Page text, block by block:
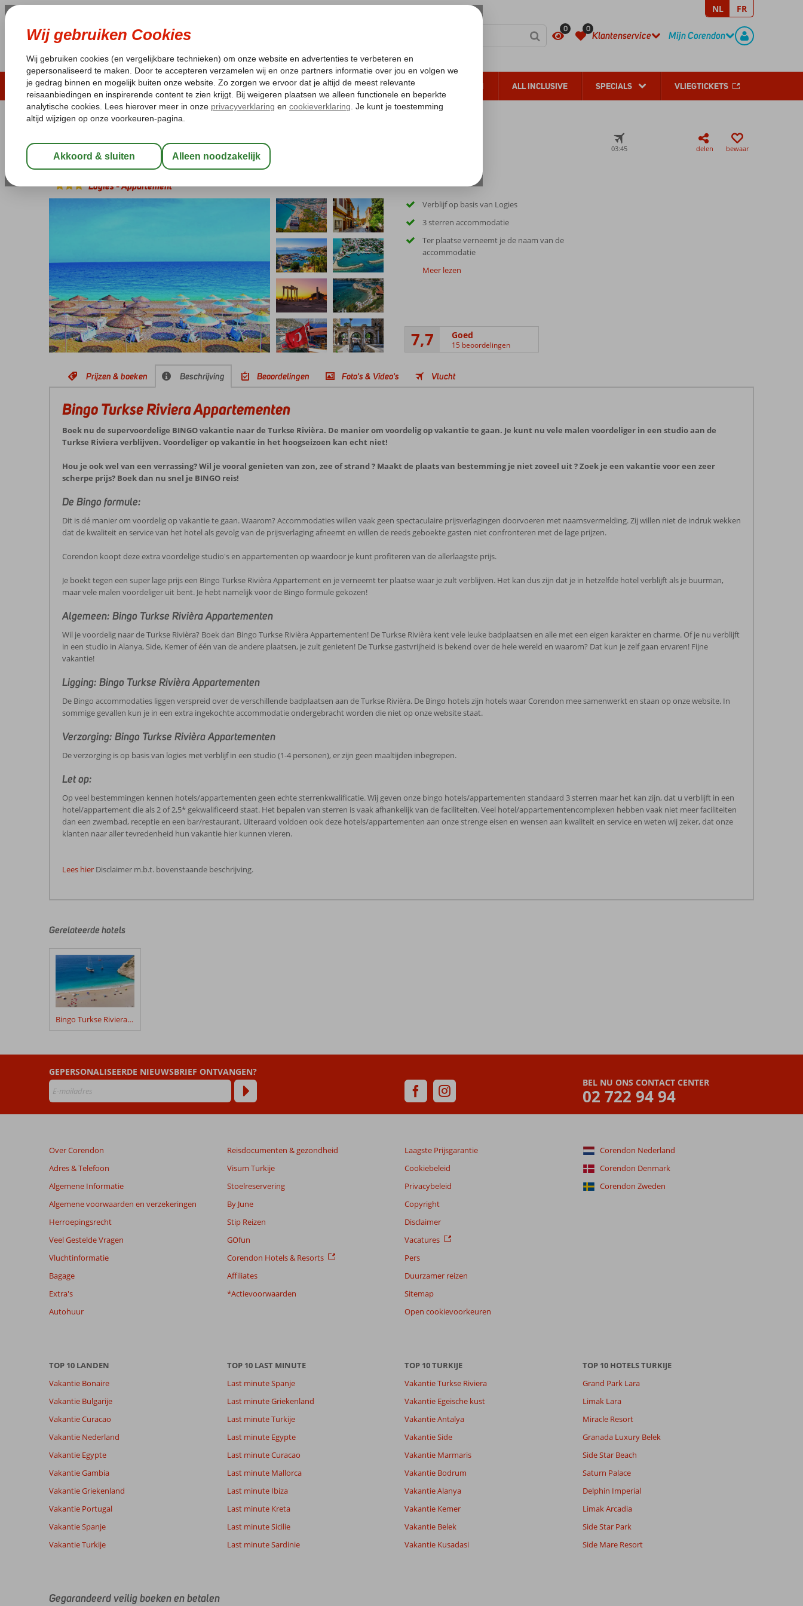
0 0
Klantenservice
CONTACT
Mijn Corendon
REGISTREER
NL FR
ZOMER 2026 LAST MINUTES WINTERZON ZONVAKANTIES VERRE REIZEN ALL INCLUSIVE SPECIALS VLIEGTICKETS
Laagsteprijsgarantie* Geen fueltoeslag Gratis annuleren*
Home
Turkije Turkse Riviera Bingoreizen Turkse Riviera Bingo Turkse Riviera Appartementen
Bingo Turkse Riviera Appartementen
Logies-Appartement
03:45 delen bewaar
Verblijf op basis van Logies
3 sterren accommodatie
Ter plaatse verneemt je de naam van de
accommodatie
Meer lezen
7,7 Goed
15 beoordelingen
Prijzen & boeken Beschrijving Beoordelingen Foto's & Video's Vlucht
Bingo Turkse Riviera Appartementen
Boek nu de supervoordelige BINGO vakantie naar de Turkse Rivièra. De manier om voordelig op vakantie te gaan. Je kunt nu vele malen voordeliger in een studio aan de
Turkse Riviera verblijven. Voordeliger op vakantie in het hoogseizoen kan echt niet!
Hou je ook wel van een verrassing? Wil je vooral genieten van zon, zee of strand ? Maakt de plaats van bestemming je niet zoveel uit ? Zoek je een vakantie voor een zeer
scherpe prijs? Boek dan nu snel je BINGO reis!
De Bingo formule:
Dit is dé manier om voordelig op vakantie te gaan. Waarom? Accommodaties willen vaak geen spectaculaire prijsverlagingen doorvoeren met naamsvermelding. Zij willen niet de indruk wekken
dat de kwaliteit en service van het hotel als gevolg van de prijsverlaging afneemt en willen de reeds geboekte gasten niet confronteren met de lage prijzen.
Corendon koopt deze extra voordelige studio's en appartementen op waardoor je kunt profiteren van de allerlaagste prijs.
Je boekt tegen een super lage prijs een Bingo Turkse Rivièra Appartement en je verneemt ter plaatse waar je zult verblijven. Het kan dus zijn dat je in hetzelfde hotel verblijft als je buurman,
maar vele malen voordeliger uit bent. Je hebt namelijk voor de Bingo formule gekozen!
Algemeen: Bingo Turkse Rivièra Appartementen
Wil je voordelig naar de Turkse Rivièra? Boek dan Bingo Turkse Rivièra Appartementen! De Turkse Rivièra kent vele leuke badplaatsen en alle met een eigen karakter en charme. Of je nu verblijft
in een studio in Alanya, Side, Kemer of één van de andere plaatsen, je zult genieten! De Turkse gastvrijheid is bekend over de hele wereld en waarom? Dat kun je zelf gaan ervaren! Fijne
vakantie!
Ligging: Bingo Turkse Rivièra Appartementen
De Bingo accommodaties liggen verspreid over de verschillende badplaatsen aan de Turkse Rivièra. De Bingo hotels zijn hotels waar Corendon mee samenwerkt en staan op onze website. In
sommige gevallen kun je in een extra ingekochte accommodatie ondergebracht worden die niet op onze website staat.
Verzorging: Bingo Turkse Rivièra Appartementen
De verzorging is op basis van logies met verblijf in een studio (1-4 personen), er zijn geen maaltijden inbegrepen.
Let op:
Op veel bestemmingen kennen hotels/appartementen geen echte sterrenkwalificatie. Wij geven onze bingo hotels/appartementen standaard 3 sterren maar het kan zijn, dat u verblijft in een
hotel/appartement die als 2 of 2,5* gekwalificeerd staat. Het bepalen van sterren is vaak afhankelijk van de faciliteiten. Veel hotel/appartementencomplexen hebben vaak niet meer faciliteiten
dan een zwembad, receptie en een bar/restaurant. Uiteraard voldoen ook deze hotels/appartementen aan onze strenge eisen en wensen aan kwaliteit en service en weten wij zeker, dat onze
klanten naar aller tevredenheid hun vakantie hier kunnen vieren.
Lees hier Disclaimer m.b.t. bovenstaande beschrijving.
door
klanten
geschreven
hun
verblijf
Bingo
Beoordelingen
die
ouder
48
maanden
worden
niet
weergegeven
om
de
relevantie
van
onze
beoordelingen.
Totale score
15
beoordelingen
7,7 Eten
7,0
Kamers
7,5
Wifi kwaliteit
5,5
van onze
klanten
Alle
Sorteren op
datum (nieuw > oud)
Rajah
AlanyaService
8
Gerelateerde hotels
Bingo Turkse Riviera 4*
BEL NU ONS CONTACT CENTER
02 722 94 94
GEPERSONALISEERDE NIEUWSBRIEF ONTVANGEN?
Over Corendon
Adres & Telefoon
Algemene Informatie
Algemene voorwaarden en verzekeringen
Herroepingsrecht
Veel Gestelde Vragen
Vluchtinformatie
Bagage
Extra's
Autohuur
Reisdocumenten & gezondheid
Visum Turkije
Stoelreservering
By June
Stip Reizen
GOfun
Corendon Hotels & Resorts
Affiliates
*Actievoorwaarden
Laagste Prijsgarantie
Cookiebeleid
Privacybeleid
Copyright
Disclaimer
Vacatures
Pers
Duurzamer reizen
Sitemap
Open cookievoorkeuren
Corendon Nederland
Corendon Denmark
Corendon Zweden
TOP 10 LANDEN
Vakantie Bonaire
Vakantie Bulgarije
Vakantie Curacao
Vakantie Nederland
Vakantie Egypte
Vakantie Gambia
Vakantie Griekenland
Vakantie Portugal
Vakantie Spanje
Vakantie Turkije
TOP 10 LAST MINUTE
Last minute Spanje
Last minute Griekenland
Last minute Turkije
Last minute Egypte
Last minute Curacao
Last minute Mallorca
Last minute Ibiza
Last minute Kreta
Last minute Sicilie
Last minute Sardinie
TOP 10 TURKIJE
Vakantie Turkse Riviera
Vakantie Egeische kust
Vakantie Antalya
Vakantie Side
Vakantie Marmaris
Vakantie Bodrum
Vakantie Alanya
Vakantie Kemer
Vakantie Belek
Vakantie Kusadasi
TOP 10 HOTELS TURKIJE
Grand Park Lara
Limak Lara
Miracle Resort
Granada Luxury Belek
Side Star Beach
Saturn Palace
Delphin Imperial
Limak Arcadia
Side Star Park
Side Mare Resort
Gegarandeerd veilig boeken en betalen